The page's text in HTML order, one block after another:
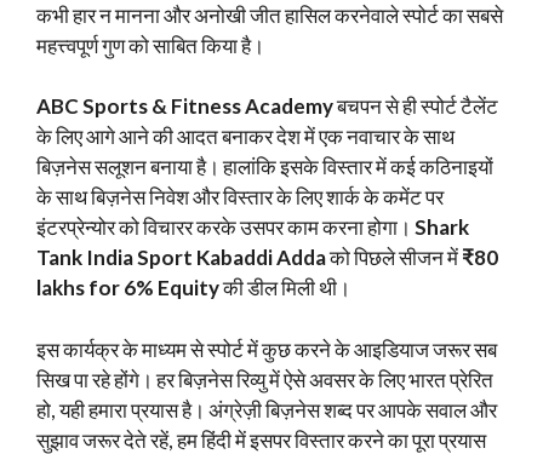
कभी हार न मानना और अनोखी जीत हासिल करनेवाले स्पोर्ट का सबसे
महत्त्वपूर्ण गुण को साबित किया है।
ABC Sports & Fitness Academyबचपन से ही स्पोर्ट टैलेंट
के लिए आगे आने की आदत बनाकर देश में एक नवाचार के साथ
बिज़नेस सलूशन बनाया है। हालांकि इसके विस्तार में कई कठिनाइयों
के साथ बिज़नेस निवेश और विस्तार के लिए शार्क के कमेंट पर
इंटरप्रेन्योर को विचारर करके उसपर काम करना होगा। Shark
Tank India Sport Kabaddi Addaको पिछले सीजन में₹80
lakhs for 6% Equityकी डील मिली थी।
इस कार्यक्र के माध्यम से स्पोर्ट में कुछ करने के आइडियाज जरूर सब
सिख पा रहे होंगे। हर बिज़नेस रिव्यु में ऐसे अवसर के लिए भारत प्रेरित
हो, यही हमारा प्रयास है। अंग्रेज़ी बिज़नेस शब्द पर आपके सवाल और
सुझाव जरूर देते रहें, हम हिंदी में इसपर विस्तार करने का पूरा प्रयास